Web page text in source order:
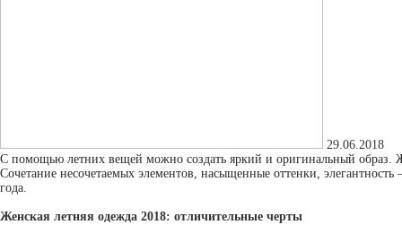
29.06.2018
С помощью летних вещей можно создать яркий и оригинальный
Сочетание несочетаемых элементов, насыщенные оттенки,
года.
Женская летняя одежда 2018: отличительные черты